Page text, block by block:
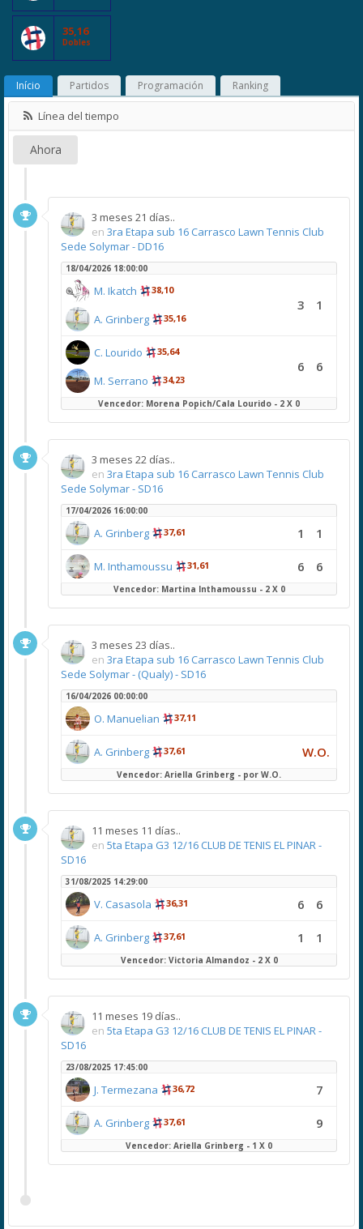
35,16
Dobles
Início Partidos Programación Ranking
Línea del tiempo
Ahora
3 meses 21 días..
en 3ra Etapa sub 16 Carrasco Lawn Tennis Club
Sede Solymar - DD16
18/04/2026 18:00:00
M. Ikatch 38,10
A. Grinberg 35,16
3 1
C. Lourido 35,64
M. Serrano 34,23
6 6
Vencedor: Morena Popich/Cala Lourido - 2 X 0
3 meses 22 días..
en 3ra Etapa sub 16 Carrasco Lawn Tennis Club
Sede Solymar - SD16
17/04/2026 16:00:00
A. Grinberg 37,61 1 1
M. Inthamoussu 31,61 6 6
Vencedor: Martina Inthamoussu - 2 X 0
3 meses 23 días..
en 3ra Etapa sub 16 Carrasco Lawn Tennis Club
Sede Solymar - (Qualy) - SD16
16/04/2026 00:00:00
O. Manuelian 37,11
A. Grinberg 37,61 W.O.
Vencedor: Ariella Grinberg - por W.O.
11 meses 11 días..
en 5ta Etapa G3 12/16 CLUB DE TENIS EL PINAR -
SD16
31/08/2025 14:29:00
V. Casasola 36,31 6 6
A. Grinberg 37,61 1 1
Vencedor: Victoria Almandoz - 2 X 0
11 meses 19 días..
en 5ta Etapa G3 12/16 CLUB DE TENIS EL PINAR -
SD16
23/08/2025 17:45:00
J. Termezana 36,72 7
A. Grinberg 37,61 9
Vencedor: Ariella Grinberg - 1 X 0